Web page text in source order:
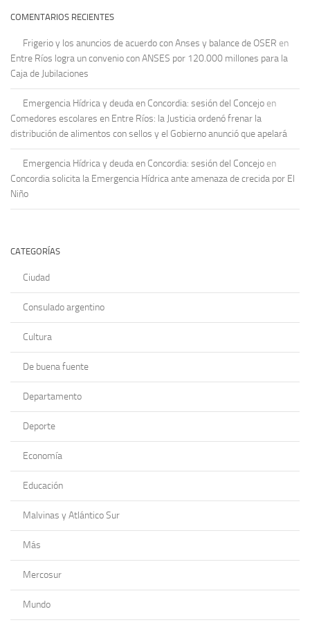
COMENTARIOS RECIENTES
Frigerio y los anuncios de acuerdo con Anses y balance de OSER en
Entre Ríos logra un convenio con ANSES por 120.000 millones para la
Caja de Jubilaciones
Emergencia Hídrica y deuda en Concordia: sesión del Concejo en
Comedores escolares en Entre Ríos: la Justicia ordenó frenar la
distribución de alimentos con sellos y el Gobierno anunció que apelará
Emergencia Hídrica y deuda en Concordia: sesión del Concejo en
Concordia solicita la Emergencia Hídrica ante amenaza de crecida por El
Niño
CATEGORÍAS
Ciudad
Consulado argentino
Cultura
De buena fuente
Departamento
Deporte
Economía
Educación
Malvinas y Atlántico Sur
Más
Mercosur
Mundo